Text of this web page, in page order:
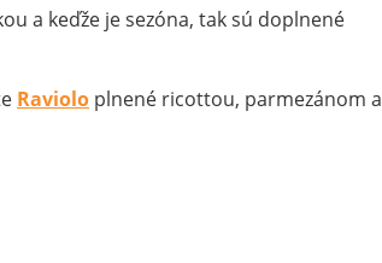
a keďže je sezóna, tak sú doplnené
Raviolo plnené ricottou, parmezánom a